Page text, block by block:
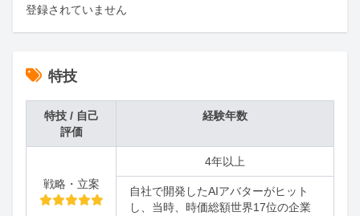
登録されていません
特技
特技 / 自己
評価
経験年数
戦略・立案
4年以上
自社で開発したAIアバターがヒット
し、当時、時価総額世界17位の企業